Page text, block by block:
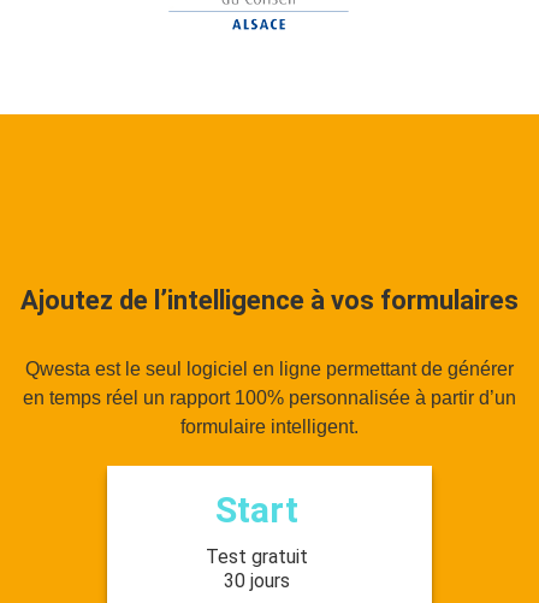
Ajoutez de l’intelligence à vos formulaires
Qwesta est le seul logiciel en ligne permettant de générer
en temps réel un rapport 100% personnalisée à partir d’un
formulaire intelligent.
Start
Test gratuit
30 jours